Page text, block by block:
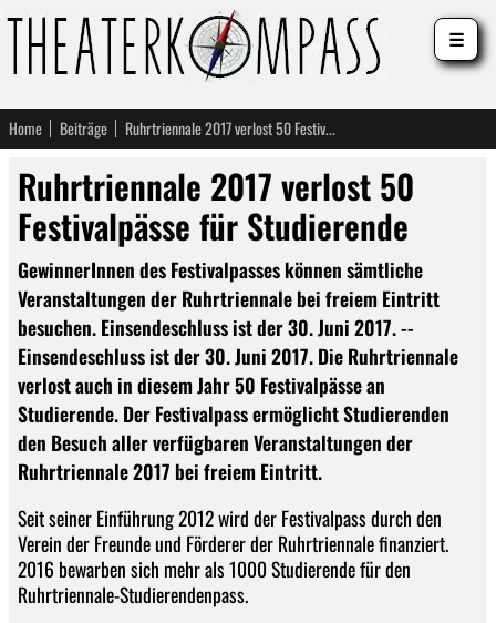
Home Beiträge Ruhrtriennale 2017 verlost 50 Festivalpässe für Studierende
Ruhrtriennale 2017 verlost 50
Festivalpässe für Studierende
GewinnerInnen des Festivalpasses können sämtliche
Veranstaltungen der Ruhrtriennale bei freiem Eintritt
besuchen. Einsendeschluss ist der 30. Juni 2017. --
Einsendeschluss ist der 30. Juni 2017. Die Ruhrtriennale
verlost auch in diesem Jahr 50 Festivalpässe an
Studierende. Der Festivalpass ermöglicht Studierenden
den Besuch aller verfügbaren Veranstaltungen der
Ruhrtriennale 2017 bei freiem Eintritt.
Seit seiner Einführung 2012 wird der Festivalpass durch den
Verein der Freunde und Förderer der Ruhrtriennale finanziert.
2016 bewarben sich mehr als 1000 Studierende für den
Ruhrtriennale-Studierendenpass.
☰